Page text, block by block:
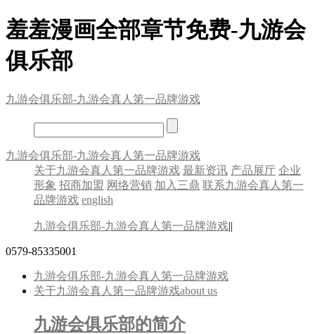
羞羞漫画全部章节免费-九游会
俱乐部
九游会俱乐部-九游会真人第一品牌游戏
九游会俱乐部-九游会真人第一品牌游戏
关于九游会真人第一品牌游戏 最新资讯 产品展厅 企业
形象 招商加盟 网络营销 加入三鼎 联系九游会真人第一
品牌游戏 english
九游会俱乐部-九游会真人第一品牌游戏||
0579-85335001
九游会俱乐部-九游会真人第一品牌游戏
关于九游会真人第一品牌游戏about us
九游会俱乐部的简介